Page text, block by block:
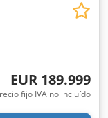
EUR 189.999
fijo IVA no incluído